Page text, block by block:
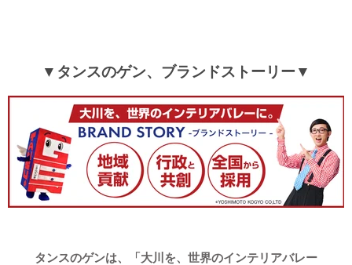
▼タンスのゲン、ブランドストーリー▼
タンスのゲンは、「大川を、世界のインテリアバレー